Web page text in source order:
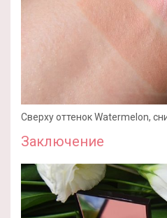
Сверху оттенок Watermelon,
Заключение